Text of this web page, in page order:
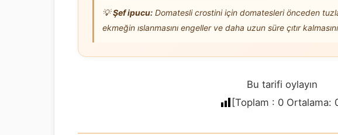
💡Şef ipucu: Domatesli crostini için domatesleri önceden
ekmeğin ıslanmasını engeller ve daha uzun süre çıtır
Bu tarifi oylayın
[Toplam : 0 Ortalama: